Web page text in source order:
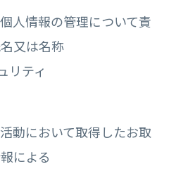
人情報の管理について責
又は名称
リティ
動において取得したお取
による